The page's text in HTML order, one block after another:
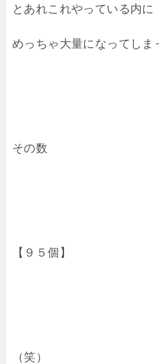
とあれこれやっている内に
めっちゃ大量になってしま
その数
【９５個】
（笑）